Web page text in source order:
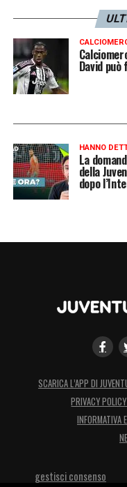
David
HANNO
La
della
dopo
SCARICA L’APP DI
PRIVACY
INFORMATIVA
gestisci consenso